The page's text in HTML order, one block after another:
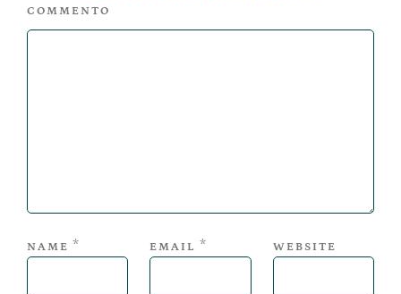
COMMENTO
NAME * EMAIL * WEBSITE